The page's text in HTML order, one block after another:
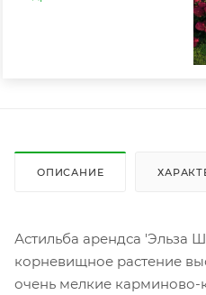
ОПИСАНИЕ
Астильба арендса 'Эльза
корневищное растение
очень мелкие карминово-